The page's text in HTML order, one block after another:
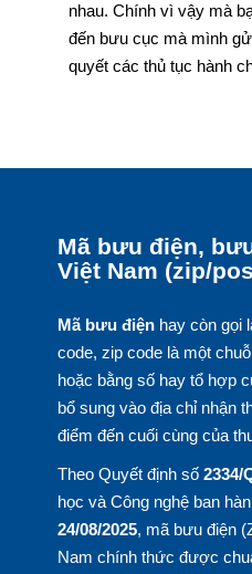
nhau. Chính vì vậy mà
đến bưu cục mà mình
quyết các thủ tục hành
Mã bưu điện,
Việt Nam (zip/
Mã bưu điệnhay còn gọi
code, zip code là một
hoặc bằng số hay tổ hợp
bổ sung vào địa chỉ nhận
điểm đến cuối cùng của
Theo Quyết định số 2334/
học và Công nghệ ban
24/08/2025, mã bưu điện
Nam chính thức được